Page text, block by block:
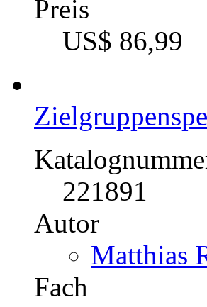
Preis
US$ 86,99
221891
Autor
Matthias
Fach